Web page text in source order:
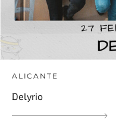
ALICANTE
Delyrio